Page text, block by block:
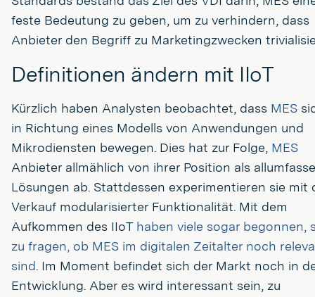
feste Bedeutung zu geben, um zu verhindern, dass
Anbieter den Begriff zu Marketingzwecken
Definitionen ändern mit IIoT
Kürzlich haben Analysten beobachtet, dass MES
in Richtung eines Modells von Anwendungen und
Mikrodiensten bewegen. Dies hat zur Folge, MES
Anbieter allmählich von ihrer Position als
Lösungen ab. Stattdessen experimentieren sie mit
Verkauf modularisierter Funktionalität. Mit dem
Aufkommen des IIoT haben viele sogar begonnen,
zu fragen, ob MES im digitalen Zeitalter noch
sind. Im Moment befindet sich der Markt noch in
Entwicklung. Aber es wird interessant sein, zu